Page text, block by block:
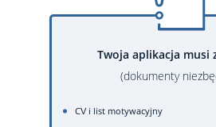
Twoja aplikacja musi
(dokumenty
CV i list motywacyjny